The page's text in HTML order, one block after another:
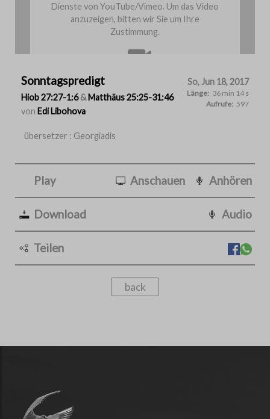
Dienste von YouTube/Vimeo. Um das Video
anzuzeigen, bitten wir Sie um Ihre
Zustimmung.
Cookies einmalig akzeptierenSo, Jun 18, 2017
Länge: 36 min 14 s
Aufrufe: 597
Sonntagspredigt
Hiob 27:27-1:6& Matthäus 25:25-31:46
von Edi Libohova
übersetzer : Georgiadis
Anschauen Anhören
Play
Audio
Download
Teilen
back